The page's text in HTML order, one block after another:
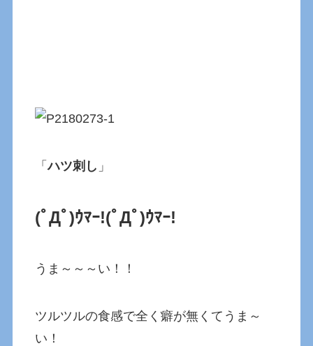
「ハツ刺し 」
(ﾟДﾟ)ｳﾏｰ!(ﾟДﾟ)ｳﾏｰ!
うま～～～い！！
ツルツルの食感で全く癖が無くてうま～
い！